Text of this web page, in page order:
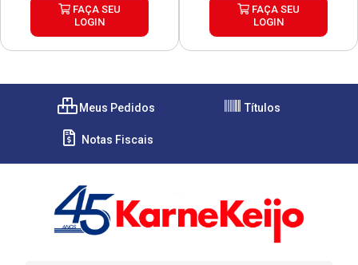
FAÇA SEU
LOGIN
FAÇA SEU
LOGIN
Meus Pedidos Títulos
Notas Fiscais